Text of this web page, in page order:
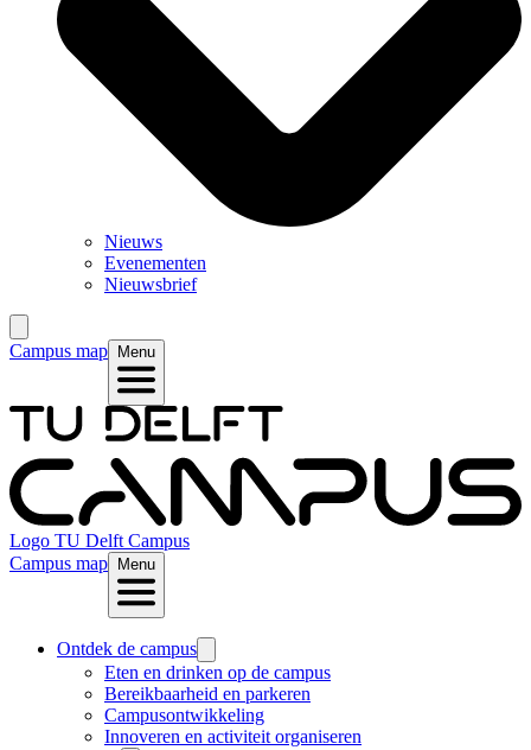
Nieuws
Evenementen
Nieuwsbrief
Campus map Menu
Logo TU Delft Campus
Campus map Menu
Ontdek de campus
Eten en drinken op de campus
Bereikbaarheid en parkeren
Campusontwikkeling
Innoveren en activiteit organiseren